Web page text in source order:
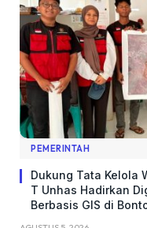
PEMERINTAH
Dukung Tata Kelola
T Unhas Hadirkan
Berbasis GIS di